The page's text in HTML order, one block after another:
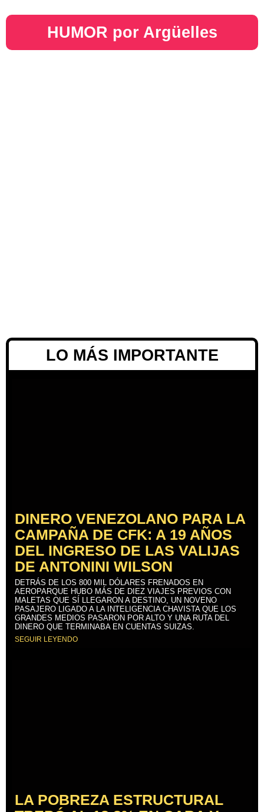
HUMOR por Argüelles​
LO MÁS IMPORTANTE
DINERO VENEZOLANO PARA LA
CAMPAÑA DE CFK: A 19 AÑOS
DEL INGRESO DE LAS VALIJAS
DE ANTONINI WILSON
DETRÁS DE LOS 800 MIL DÓLARES FRENADOS EN
AEROPARQUE HUBO MÁS DE DIEZ VIAJES PREVIOS CON
MALETAS QUE SÍ LLEGARON A DESTINO, UN NOVENO
PASAJERO LIGADO A LA INTELIGENCIA CHAVISTA QUE LOS
GRANDES MEDIOS PASARON POR ALTO Y UNA RUTA DEL
DINERO QUE TERMINABA EN CUENTAS SUIZAS.
SEGUIR LEYENDO
LA POBREZA ESTRUCTURAL